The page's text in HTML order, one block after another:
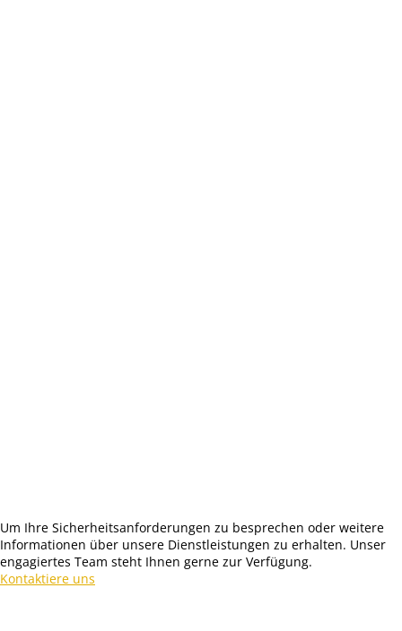
Um Ihre Sicherheitsanforderungen zu besprechen oder weitere
Informationen über unsere Dienstleistungen zu erhalten. Unser
engagiertes Team steht Ihnen gerne zur Verfügung.
Kontaktiere uns